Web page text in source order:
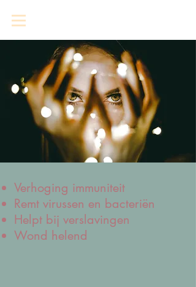
Verhoging immuniteit
Remt virussen en bacteriën
Helpt bij verslavingen
Wond helend